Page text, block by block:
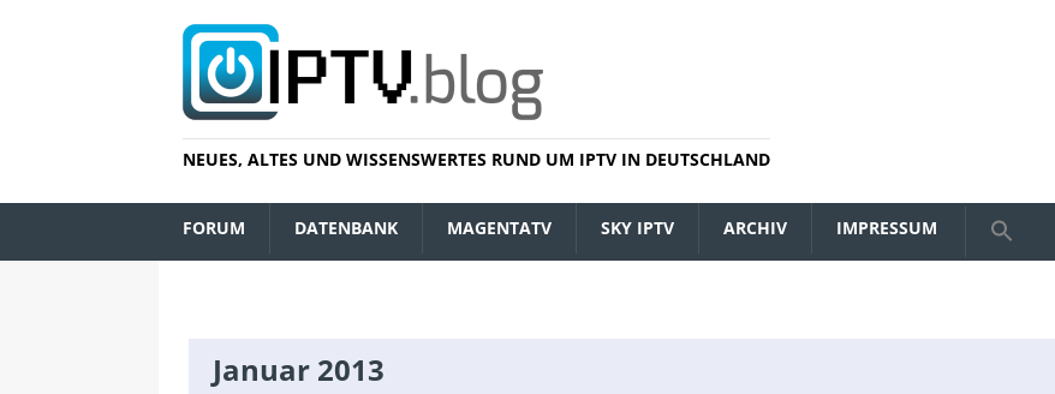
NEUES, ALTES UND WISSENSWERTES RUND UM IPTV IN DEUTSCHLAND
FORUM DATENBANK MAGENTATV SKY IPTV ARCHIV IMPRESSUM
Januar 2013